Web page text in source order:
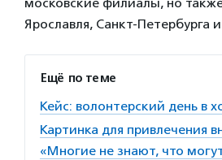
московские филиалы, но
Ярославля, Санкт-Петербурга
Ещё по теме
Кейс: волонтерский день в
Картинка для привлечения
«Многие не знают, что